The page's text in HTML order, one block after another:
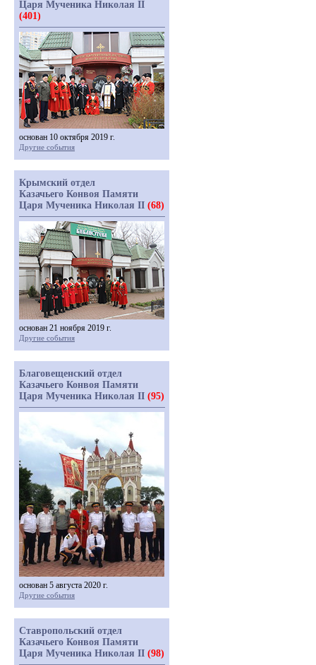
Царя Мученика Николая II
(401)
основан 10 октября 2019 г.
Другие события
Крымский отдел
Казачьего Конвоя Памяти
Царя Мученика Николая II (68)
основан 21 ноября 2019 г.
Другие события
Благовещенский отдел
Казачьего Конвоя Памяти
Царя Мученика Николая II (95)
основан 5 августа 2020 г.
Другие события
Ставропольский отдел
Казачьего Конвоя Памяти
Царя Мученика Николая II (98)